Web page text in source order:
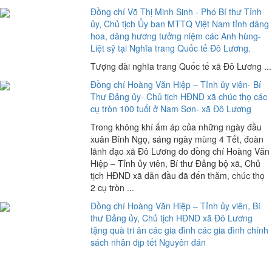
Đồng chí Võ Thị Minh Sinh - Phó Bí thư Tỉnh
ủy, Chủ tịch Ủy ban MTTQ Việt Nam tỉnh dâng
hoa, dâng hương tưởng niệm các Anh hùng-
Liệt sỹ tại Nghĩa trang Quốc tế Đô Lương.
Tượng đài nghĩa trang Quốc tế xã Đô Lương ...
Đồng chí Hoàng Văn Hiệp – Tỉnh ủy viên- Bí
Thư Đảng ủy- Chủ tịch HĐND xã chúc thọ các
cụ tròn 100 tuổi ở Nam Sơn- xã Đô Lương
Trong không khí ấm áp của những ngày đầu
xuân Bính Ngọ, sáng ngày mùng 4 Tết, đoàn
lãnh đạo xã Đô Lương do đồng chí Hoàng Văn
Hiệp – Tỉnh ủy viên, Bí thư Đảng bộ xã, Chủ
tịch HĐND xã dẫn đầu đã đến thăm, chúc thọ
2 cụ tròn ...
Đồng chí Hoàng Văn Hiệp – Tỉnh ủy viên, Bí
thư Đảng ủy, Chủ tịch HĐND xã Đô Lương
tặng quà tri ân các gia đình các gia đình chính
sách nhân dịp tết Nguyên đán